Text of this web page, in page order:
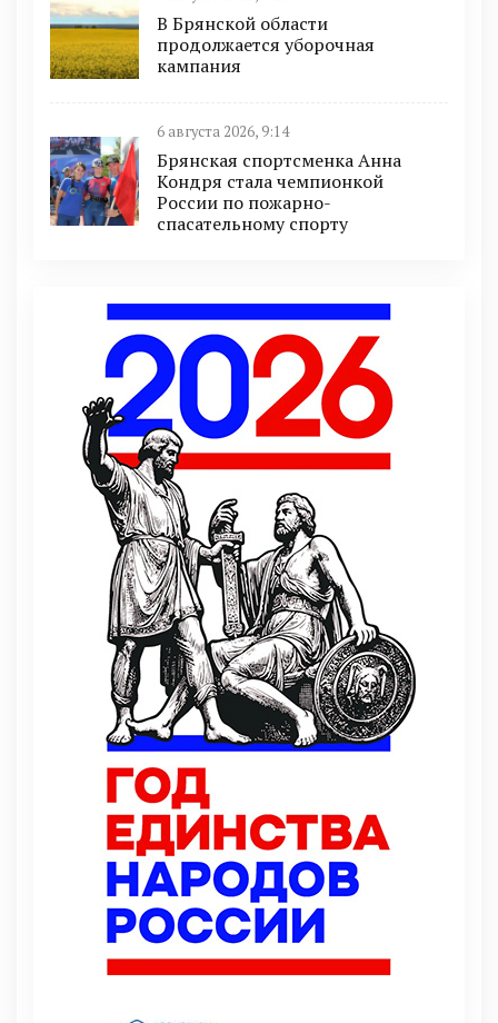
В Брянской области
продолжается уборочная
кампания
6 августа 2026, 9:14
Брянская спортсменка Анна
Кондря стала чемпионкой
России по пожарно-
спасательному спорту